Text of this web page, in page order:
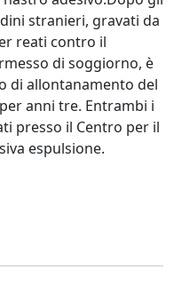
stranieri, gravati da
reati contro il
di soggiorno, è
di allontanamento del
anni tre. Entrambi i
presso il Centro per il
espulsione.